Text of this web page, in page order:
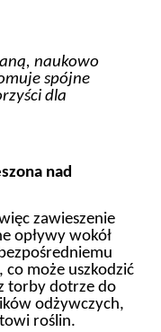
naukowo
spójne
dla
nad
zawieszenie
opływy wokół
może uszkodzić
torby dotrze do
odżywczych,
roślin.